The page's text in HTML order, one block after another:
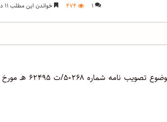
۱ ۴۷۴ خواندن این مطلب ۱۱ دقیقه زمان میبرد